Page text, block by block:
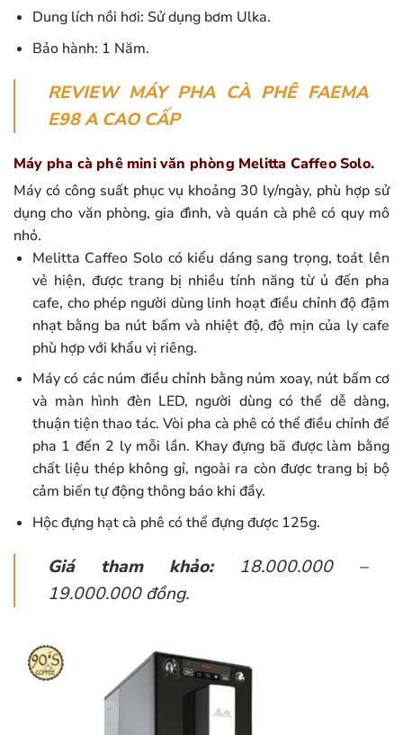
Dung lích nồi hơi: Sử dụng bơm Ulka.
Bảo hành: 1 Năm.
REVIEW MÁY PHA CÀ PHÊ FAEMA
E98 A CAO CẤP
Máy pha cà phê mini văn phòng Melitta Caffeo Solo.
Máy có công suất phục vụ khoảng 30 ly/ngày, phù hợp sử
dụng cho văn phòng, gia đình, và quán cà phê có quy mô
nhỏ.
Melitta Caffeo Solo có kiểu dáng sang trọng, toát lên
vẻ hiện, được trang bị nhiều tính năng từ ủ đến pha
cafe, cho phép người dùng linh hoạt điều chỉnh độ đậm
nhạt bằng ba nút bấm và nhiệt độ, độ mịn của ly cafe
phù hợp với khẩu vị riêng.
Máy có các núm điều chỉnh bằng núm xoay, nút bấm cơ
và màn hình đèn LED, người dùng có thể dễ dàng,
thuận tiện thao tác. Vòi pha cà phê có thể điều chỉnh để
pha 1 đến 2 ly mỗi lần. Khay đựng bã được làm bằng
chất liệu thép không gỉ, ngoài ra còn được trang bị bộ
cảm biến tự động thông báo khi đầy.
Hộc đựng hạt cà phê có thể đựng được 125g.
Giá tham khảo:18.000.000 –
19.000.000 đồng.